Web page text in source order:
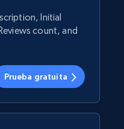
Initial
count, and
Prueba gratuita